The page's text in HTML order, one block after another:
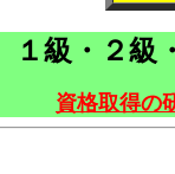
級・２級
資格取得の